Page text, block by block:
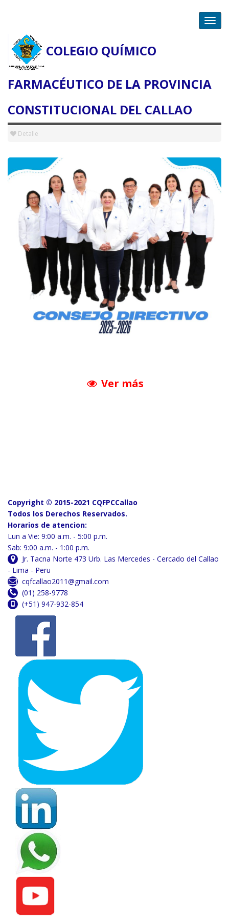
COLEGIO QUÍMICO
FARMACÉUTICO DE LA PROVINCIA
CONSTITUCIONAL DEL CALLAO
Detalle de la Noticia
2025-02-25
Detalle
Ver más
Copyright © 2015-2021 CQFPCCallao
Todos los Derechos Reservados.
Horarios de atencion:
Lun a Vie: 9:00 a.m. - 5:00 p.m.
Sab: 9:00 a.m. - 1:00 p.m.
Jr. Tacna Norte 473 Urb. Las Mercedes - Cercado del Callao
- Lima - Peru
cqfcallao2011@gmail.com
(01) 258-9778
(+51) 947-932-854